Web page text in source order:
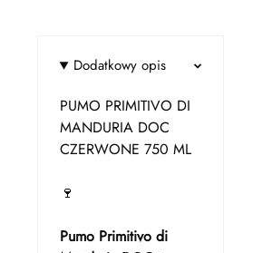
Dodatkowy opis
PUMO PRIMITIVO DI
MANDURIA DOC
CZERWONE 750 ML
🍷
Pumo Primitivo di